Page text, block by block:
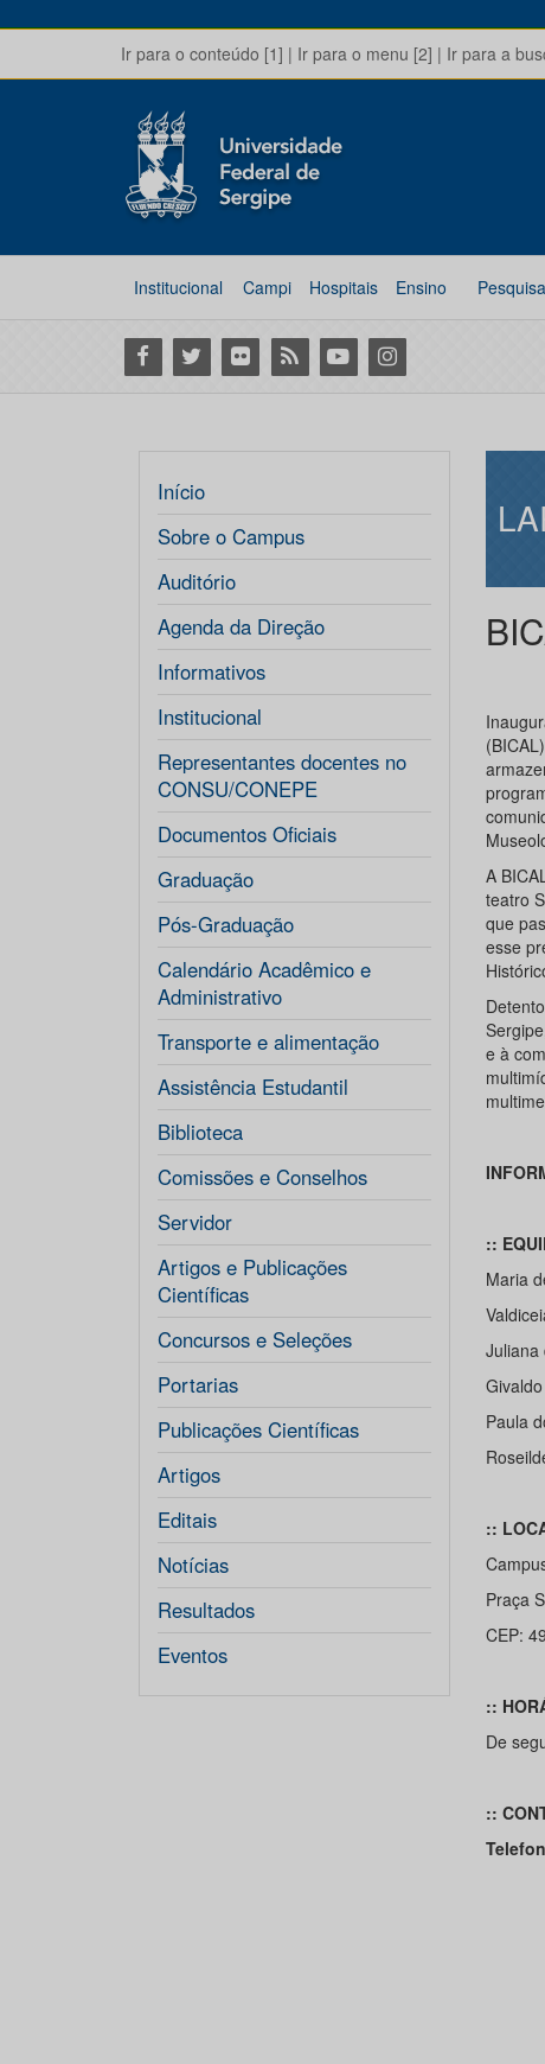
Ir para o conteúdo [1] | Ir para o menu [2] | Ir para a
Institucional Campi Hospitais Ensino
Facebook
Twitter Flickr RSS YoutubeInstagram
Início
Sobre o Campus
Auditório
Agenda da Direção
Informativos
Institucional
Representantes docentes no
CONSU/CONEPE
Documentos Oficiais
Graduação
Pós-Graduação
Calendário Acadêmico e
Administrativo
Transporte e alimentação
Assistência Estudantil
Biblioteca
Comissões e Conselhos
Servidor
Artigos e Publicações
Científicas
Concursos e Seleções
Portarias
Publicações Científicas
Artigos
Editais
Notícias
Resultados
Eventos
A
teatro
que
esse
e à
::
Maria
Juliana
Paula
::
Praça
CEP:
::
De
::